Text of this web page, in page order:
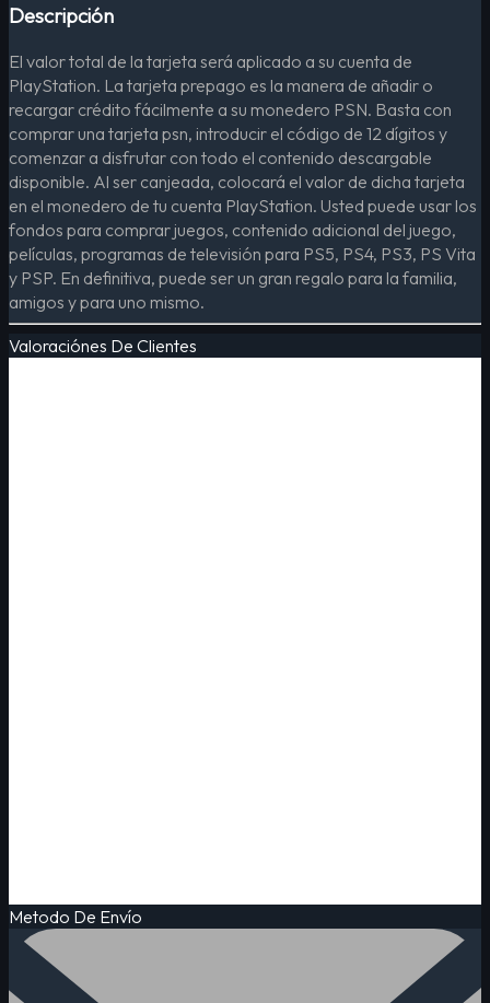
Descripción
El valor total de la tarjeta será aplicado a su cuenta de
PlayStation. La tarjeta prepago es la manera de añadir o
recargar crédito fácilmente a su monedero PSN. Basta con
comprar una tarjeta psn, introducir el código de 12 dígitos y
comenzar a disfrutar con todo el contenido descargable
disponible. Al ser canjeada, colocará el valor de dicha tarjeta
en el monedero de tu cuenta PlayStation. Usted puede usar los
fondos para comprar juegos, contenido adicional del juego,
películas, programas de televisión para PS5, PS4, PS3, PS Vita
y PSP. En definitiva, puede ser un gran regalo para la familia,
amigos y para uno mismo.
Valoraciónes De Clientes
Metodo De Envío